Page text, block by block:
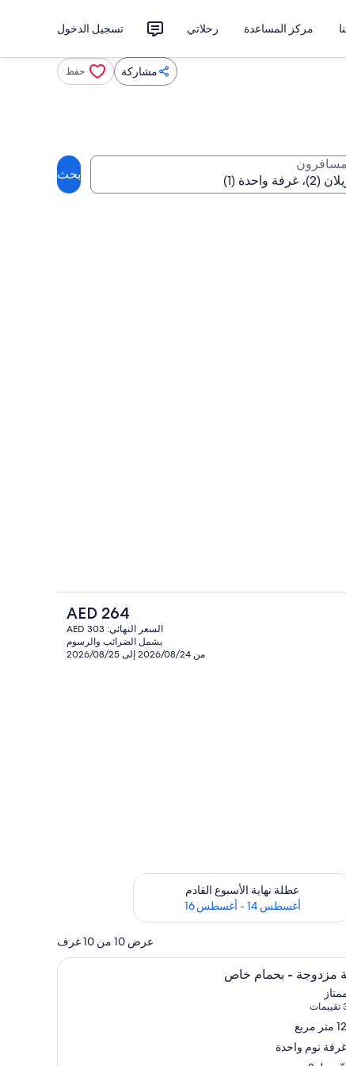
مركز المساعدة رحلاتي تسجيل الدخول
مشاركة حفظ
بحث
المنشأة من الخارج
السعر
الحالي
هو
AED
AED 264
السعر النهائي: AED 303
يشمل الضرائب والرسوم
من 2026/08/24 إلى 2026/08/25
أغسطس 7 - أغسطس 9
عطلة نهاية الأسبوع القادم
أغسطس 14 - أغسطس 16
من مدى التوفر لعطلة نهاية الأسبوع القادم للفترة أغسطس 14 - أغسطس 16
عرض 10 من 10 غرف
مكواة/لوح كي وواي فاي مجانًا وملاءات أسرّة
مزدوجة - بحمام خاص
(3
تقييمات)
12 متر مربع
غرفة نوم واحدة